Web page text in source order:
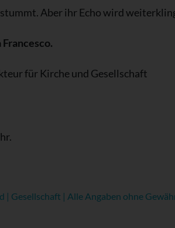
Aber ihr Echo wird
für Kirche und Gesellschaft
Gesellschaft | Alle Angaben ohne